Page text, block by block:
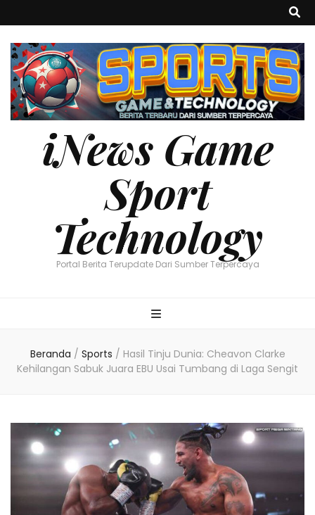
iNews Game
Sport
Technology
Portal Berita Terupdate Dari Sumber Terpercaya
Beranda / Sports / Hasil Tinju Dunia: Cheavon Clarke
Kehilangan Sabuk Juara EBU Usai Tumbang di Laga Sengit